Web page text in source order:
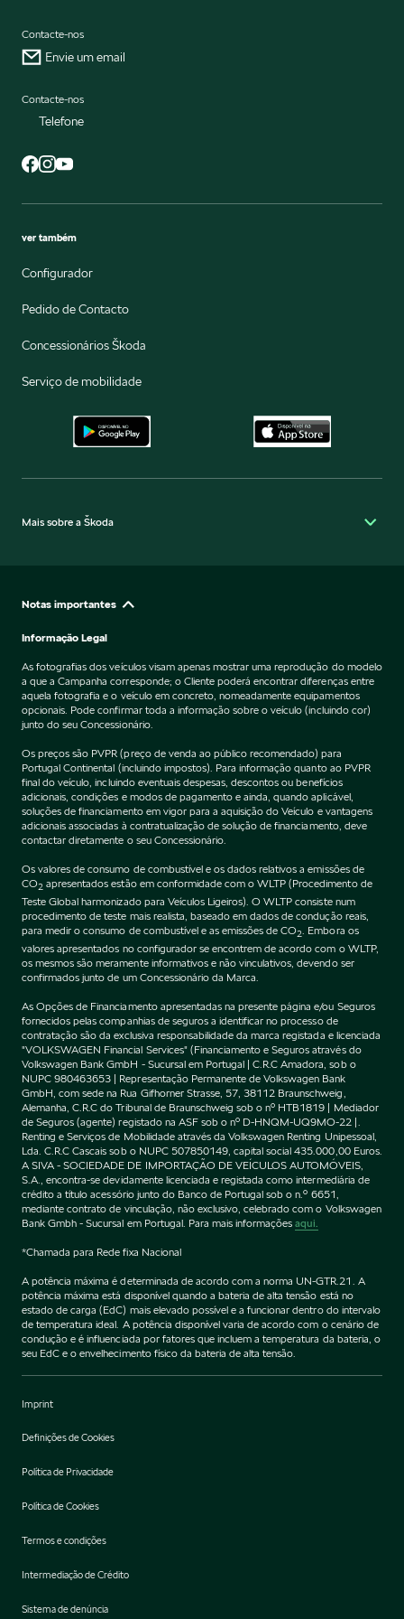
Contacte-nos
Envie um email
Contacte-nos
Telefone
ver também
Configurador
Pedido de Contacto
Concessionários Škoda
Serviço de mobilidade
Mais sobre a Škoda
Notas importantes
Informação Legal
As fotografias dos veículos visam apenas mostrar uma reprodução do modelo
a que a Campanha corresponde; o Cliente poderá encontrar diferenças entre
aquela fotografia e o veículo em concreto, nomeadamente equipamentos
opcionais. Pode confirmar toda a informação sobre o veículo (incluindo cor)
junto do seu Concessionário.
Os preços são PVPR (preço de venda ao público recomendado) para
Portugal Continental (incluindo impostos). Para informação quanto ao PVPR
final do veículo, incluindo eventuais despesas, descontos ou benefícios
adicionais, condições e modos de pagamento e ainda, quando aplicável,
soluções de financiamento em vigor para a aquisição do Veículo e vantagens
adicionais associadas à contratualização de solução de financiamento, deve
contactar diretamente o seu Concessionário.
Os valores de consumo de combustível e os dados relativos a emissões de
CO2 apresentados estão em conformidade com o WLTP (Procedimento de
Teste Global harmonizado para Veículos Ligeiros). O WLTP consiste num
procedimento de teste mais realista, baseado em dados de condução reais,
para medir o consumo de combustível e as emissões de CO2 . Embora os
valores apresentados no configurador se encontrem de acordo com o WLTP,
os mesmos são meramente informativos e não vinculativos, devendo ser
confirmados junto de um Concessionário da Marca.
As Opções de Financiamento apresentadas na presente página e/ou Seguros
fornecidos pelas companhias de seguros a identificar no processo de
contratação são da exclusiva responsabilidade da marca registada e licenciada
"VOLKSWAGEN Financial Services" (Financiamento e Seguros através do
Volkswagen Bank GmbH - Sucursal em Portugal | C.R.C Amadora, sob o
NUPC 980463653 | Representação Permanente de Volkswagen Bank
GmbH, com sede na Rua Gifhorner Strasse, 57, 38112 Braunschweig,
Alemanha, C.R.C do Tribunal de Braunschweig sob o nº HTB1819 | Mediador
de Seguros (agente) registado na ASF sob o nº D-HNQM-UQ9MO-22 |.
Renting e Serviços de Mobilidade através da Volkswagen Renting Unipessoal,
Lda. C.R.C Cascais sob o NUPC 507850149, capital social 435.000,00 Euros.
A SIVA - SOCIEDADE DE IMPORTAÇÃO DE VEÍCULOS AUTOMÓVEIS,
S.A., encontra-se devidamente licenciada e registada como intermediária de
crédito a título acessório junto do Banco de Portugal sob o n.º 6651,
mediante contrato de vinculação, não exclusivo, celebrado com o Volkswagen
Bank Gmbh - Sucursal em Portugal. Para mais informaçõesaqui.
*Chamada para Rede fixa Nacional
A potência máxima é determinada de acordo com a norma UN-GTR.21. A
potência máxima está disponível quando a bateria de alta tensão está no
estado de carga (EdC) mais elevado possível e a funcionar dentro do intervalo
de temperatura ideal. A potência disponível varia de acordo com o cenário de
condução e é influenciada por fatores que incluem a temperatura da bateria, o
seu EdC e o envelhecimento físico da bateria de alta tensão.
Imprint
Definições de Cookies
Política de Privacidade
Política de Cookies
Termos e condições
Intermediação de Crédito
Sistema de denúncia